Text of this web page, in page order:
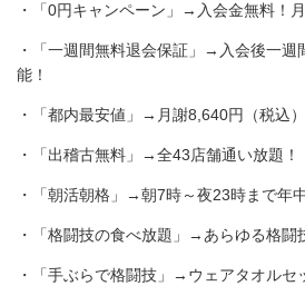
・「0円キャンペーン」→入会金無料！
・「一週間無料退会保証」→入会後一週
能！
・「都内最安値」→月謝8,640円（税込）
・「出稽古無料」→全43店舗通い放題！
・「朝活朝格」→朝7時～夜23時まで年
・「格闘技の食べ放題」→あらゆる格闘
・「手ぶらで格闘技」→ウェアタオルセ